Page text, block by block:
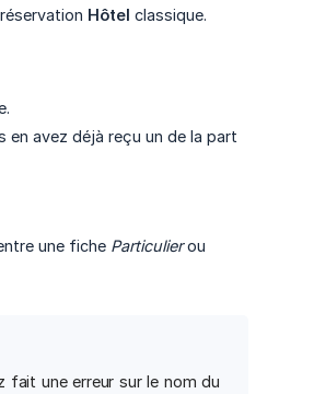
Hôtel classique.
avez déjà reçu un de la part
une fiche Particulierou
fait une erreur sur le nom du